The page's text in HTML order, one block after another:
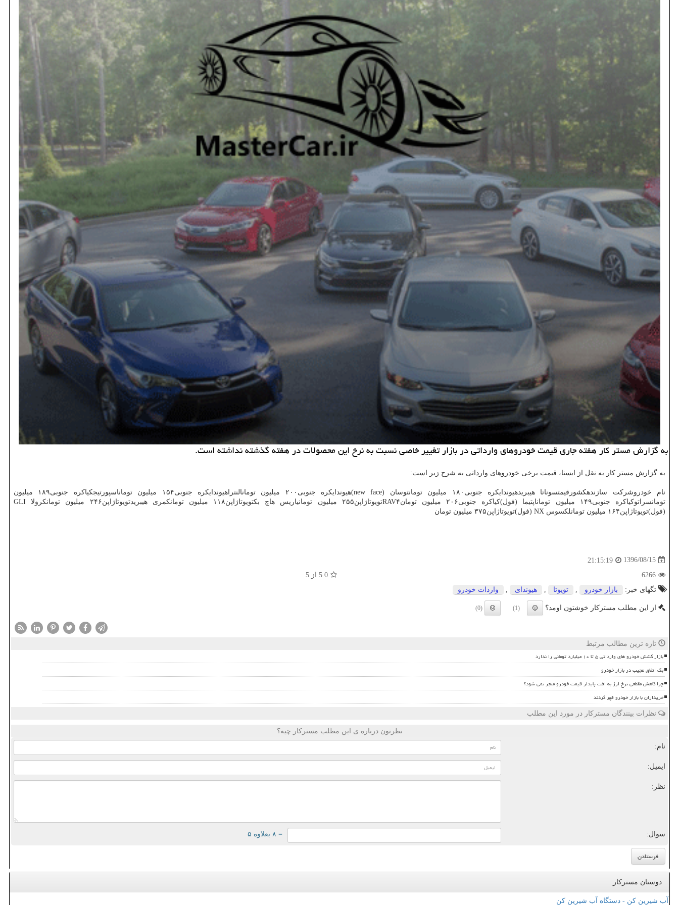
به گزارش مستر كار هفته جاری قیمت خودروهای وارداتی در بازار تغییر خاصی نسبت به نرخ این محصولات در هفته گذشته نداشته است.
به گزارش مستر كار به نقل از ایسنا، قیمت برخی خودروهای وارداتی به شرح زیر است:
نام خودروشركت سازندهكشورقیمتسوناتا هیبریدهیوندایكره جنوبی۱۸۰ میلیون تومانتوسان (new face)هیوندایكره جنوبی۲۰۰ میلیون تومانالنتراهیوندایكره جنوبی۱۵۴ میلیون توماناسپورتیجكیاكره جنوبی۱۸۹ میلیون
تومانسراتوكیاكره جنوبی۱۴۹ میلیون توماناپتیما (فول)كیاكره جنوبی۲۰۶ میلیون تومانRAV۴تویوتاژاپن۲۵۵ میلیون تومانیاریس هاچ بكتویوتاژاپن۱۱۸ میلیون تومانكمری هیبریدتویوتاژاپن۲۴۶ میلیون تومانكرولا GLI
(فول)تویوتاژاپن۱۶۴ میلیون تومانلكسوس NX (فول)تویوتاژاپن۳۷۵ میلیون تومان
1396/08/15
21:15:19
6266
5.0 از 5
تگهای خبر:
بازار خودرو تویوتا هیوندای واردات خودرو
از این مطلب مسترکار خوشتون اومد؟ (1)
(0)
تازه ترین مطالب مرتبط
بازار کشش خودرو های وارداتی ۵ تا ۱۰ میلیارد تومانی را ندارد
بک اتفاق عجیب در بازار خودرو
چرا کاهش مقطعی نرخ ارز به افت پایدار قیمت خودرو منجر نمی شود؟
خریداران با بازار خودرو قهر کردند
نظرات بینندگان مسترکار در مورد این مطلب
نظرتون درباره ی این مطلب مسترکار چیه؟
نام:
ایمیل:
نظر:
سوال: = ۸ بعلاوه ۵
دوستان مسترکار
آب شیرین کن - دستگاه آب شیرین کن